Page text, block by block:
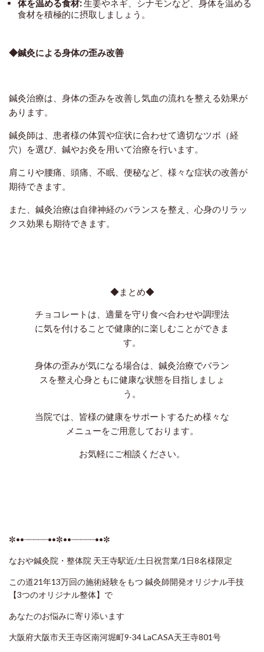
体を温める食材:生姜やネギ、シナモンなど、身体を温める
食材を積極的に摂取しましょう。
◆鍼灸による身体の歪み改善
鍼灸治療は、身体の歪みを改善し気血の流れを整える効果が
あります。
鍼灸師は、患者様の体質や症状に合わせて適切なツボ（経
穴）を選び、鍼やお灸を用いて治療を行います。
肩こりや腰痛、頭痛、不眠、便秘など、様々な症状の改善が
期待できます。
また、鍼灸治療は自律神経のバランスを整え、心身のリラッ
クス効果も期待できます。
◆まとめ◆
チョコレートは、適量を守り食べ合わせや調理法
に気を付けることで健康的に楽しむことができま
す。
身体の歪みが気になる場合は、鍼灸治療でバラン
スを整え心身ともに健康な状態を目指しましょ
う。
当院では、皆様の健康をサポートするため様々な
メニューをご用意しております。
お気軽にご相談ください。
✼••┈┈┈┈┈••✼••┈┈┈┈┈••✼
なおや鍼灸院・整体院 天王寺駅近/土日祝営業/1日8名様限定
この道21年13万回の施術経験をもつ 鍼灸師開発オリジナル手技
【3つのオリジナル整体】で
あなたのお悩みに寄り添います
大阪府大阪市天王寺区南河堀町9-34 LaCASA天王寺801号